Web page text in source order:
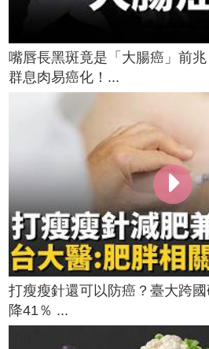
嘴唇長黑斑竟是「大腸癌」前
群息肉易癌化！...
打瘦瘦針還可以防癌？臺大跨
降41％ ...